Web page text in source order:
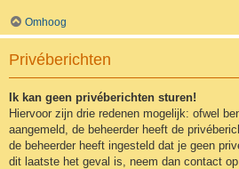
Omhoog
Privéberichten
Ik kan geen privéberichten sturen!
Hiervoor zijn drie redenen mogelijk: ofwel
aangemeld, de beheerder heeft de
de beheerder heeft ingesteld dat je geen
dit laatste het geval is, neem dan contact op